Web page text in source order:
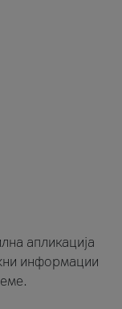
апликација
информации